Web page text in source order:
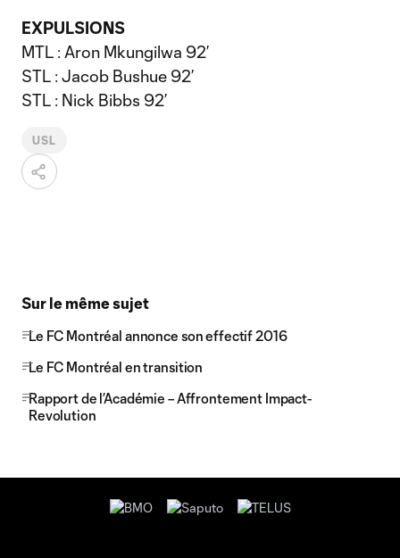
EXPULSIONS
MTL : Aron Mkungilwa 92’
STL : Jacob Bushue 92’
STL : Nick Bibbs 92’
USL
Sur le même sujet
Le FC Montréal annonce son effectif 2016
Le FC Montréal en transition
Rapport de l’Académie – Affrontement Impact-
Revolution